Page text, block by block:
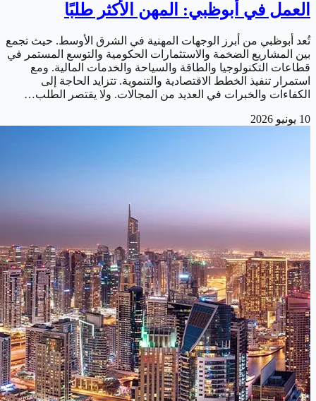
العمل في أبوظبي: المهن الأكثر طلبًا
تُعد أبوظبي من أبرز الوجهات المهنية في الشرق الأوسط. حيث تجمع
بين المشاريع الضخمة والاستثمارات الحكومية والتوسع المستمر في
قطاعات التكنولوجيا والطاقة والسياحة والخدمات المالية. ومع
استمرار تنفيذ الخطط الاقتصادية والتنموية. تتزايد الحاجة إلى
الكفاءات والخبرات في العديد من المجالات. ولا يقتصر الطلب…
10 يونيو 2026